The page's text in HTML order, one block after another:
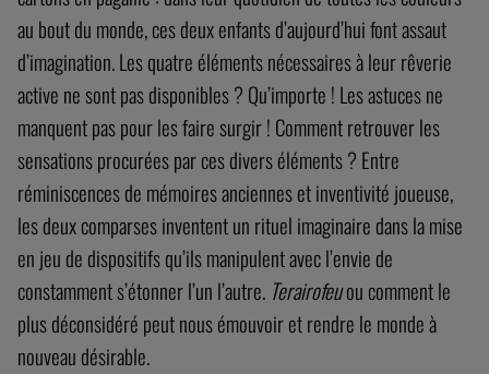
au bout du monde, ces deux enfants d’aujourd’hui font assaut
d’imagination. Les quatre éléments nécessaires à leur rêverie
active ne sont pas disponibles ? Qu’importe ! Les astuces ne
manquent pas pour les faire surgir ! Comment retrouver les
sensations procurées par ces divers éléments ? Entre
réminiscences de mémoires anciennes et inventivité joueuse,
les deux comparses inventent un rituel imaginaire dans la mise
en jeu de dispositifs qu’ils manipulent avec l’envie de
constamment s’étonner l’un l’autre. Terairofeuou comment le
plus déconsidéré peut nous émouvoir et rendre le monde à
nouveau désirable.